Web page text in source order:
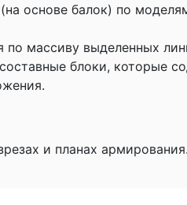
основе балок) по
по массиву выделенных
блоки, которые
и планах армирования.